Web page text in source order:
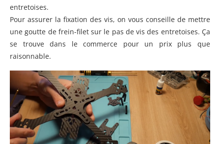
entretoises.
Pour assurer la fixation des vis, on vous conseille de mettre
une goutte de frein-filet sur le pas de vis des entretoises. Ça
se trouve dans le commerce pour un prix plus que
raisonnable.